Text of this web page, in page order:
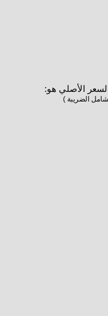
السعر الأصلي هو:
الضريبة )